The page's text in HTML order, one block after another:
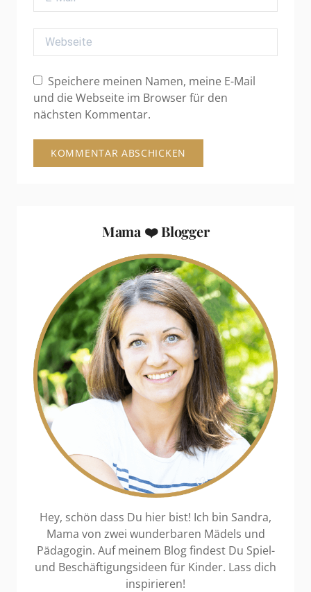
Webseite
Speichere meinen Namen, meine E-Mail
und die Webseite im Browser für den
nächsten Kommentar.
Mama ❤️ Blogger
Hey, schön dass Du hier bist! Ich bin Sandra,
Mama von zwei wunderbaren Mädels und
Pädagogin. Auf meinem Blog findest Du Spiel-
und Beschäftigungsideen für Kinder. Lass dich
inspirieren!